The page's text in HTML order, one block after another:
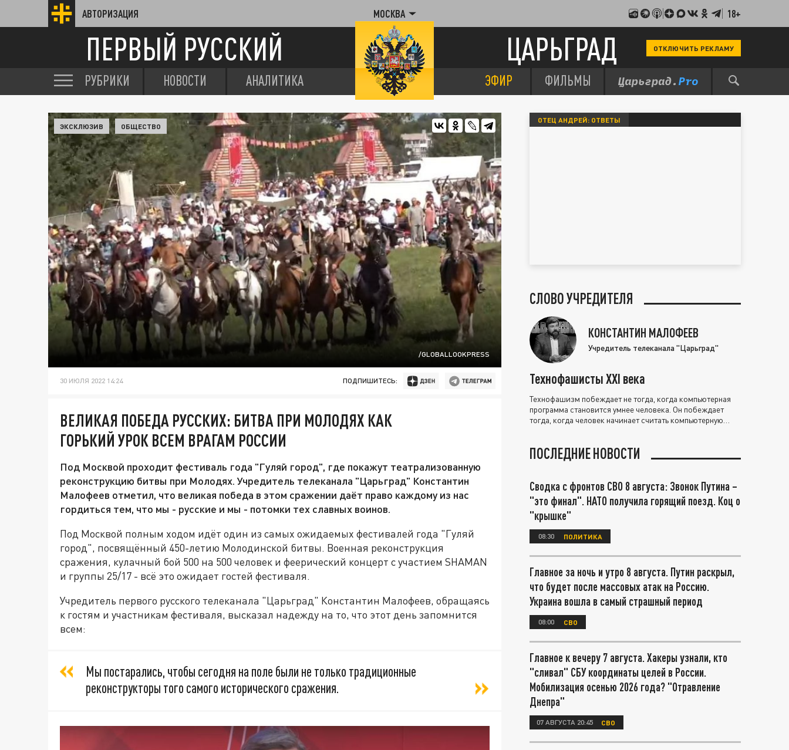
АВТОРИЗАЦИЯ МОСКВА 18+
ПЕРВЫЙ РУССКИЙ ЦАРЬГРАД ОТКЛЮЧИТЬ РЕКЛАМУ
РУБРИКИ НОВОСТИ АНАЛИТИКА ЭФИР ФИЛЬМЫ
/GLOBALLOOKPRESS
ЭКСКЛЮЗИВ ОБЩЕСТВО
30 ИЮЛЯ 2022 14:24 ПОДПИШИТЕСЬ:
ВЕЛИКАЯ ПОБЕДА РУССКИХ: БИТВА ПРИ МОЛОДЯХ КАК
ГОРЬКИЙ УРОК ВСЕМ ВРАГАМ РОССИИ
Под Москвой проходит фестиваль года "Гуляй город", где покажут театрализованную
реконструкцию битвы при Молодях. Учредитель телеканала "Царьград" Константин
Малофеев отметил, что великая победа в этом сражении даёт право каждому из нас
гордиться тем, что мы - русские и мы - потомки тех славных воинов.
Под Москвой полным ходом идёт один из самых ожидаемых фестивалей года "Гуляй
город", посвящённый 450-летию Молодинской битвы. Военная реконструкция
сражения, кулачный бой 500 на 500 человек и феерический концерт с участием SHAMAN
и группы 25/17 - всё это ожидает гостей фестиваля.
Учредитель первого русского телеканала "Царьград" Константин Малофеев, обращаясь
к гостям и участникам фестиваля, высказал надежду на то, что этот день запомнится
всем:
Мы постарались, чтобы сегодня на поле были не только традиционные
реконструкторы того самого исторического сражения.
ОТЕЦ АНДРЕЙ: ОТВЕТЫ
СЛОВО УЧРЕДИТЕЛЯ
КОНСТАНТИН МАЛОФЕЕВ
Учредитель телеканала "Царьград"
Технофашисты XXI века
Технофашизм побеждает не тогда, когда компьютерная
программа становится умнее человека. Он побеждает
тогда, когда человек начинает считать компьютерную
ПОСЛЕДНИЕ НОВОСТИ
Сводка с фронтов СВО 8 августа: Звонок Путина –
"это финал". НАТО получила горящий поезд. Коц о
"крышке"
08:30 ПОЛИТИКА
Главное за ночь и утро 8 августа. Путин раскрыл,
что будет после массовых атак на Россию.
Украина вошла в самый страшный период
08:00 СВО
Главное к вечеру 7 августа. Хакеры узнали, кто
"сливал" СБУ координаты целей в России.
Мобилизация осенью 2026 года? "Отравление
Днепра"
07 АВГУСТА 20:45 СВО